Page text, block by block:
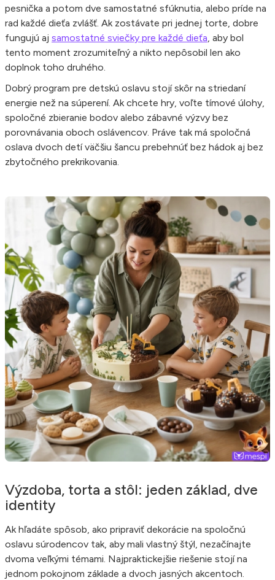
pesnička a potom dve samostatné sfúknutia, alebo príde na
rad každé dieťa zvlášť. Ak zostávate pri jednej torte, dobre
fungujú aj samostatné sviečky pre každé dieťa , aby bol
tento moment zrozumiteľný a nikto nepôsobil len ako
doplnok toho druhého.
Dobrý program pre detskú oslavu stojí skôr na striedaní
energie než na súperení. Ak chcete hry, voľte tímové úlohy,
spoločné zbieranie bodov alebo zábavné výzvy bez
porovnávania oboch oslávencov. Práve tak má spoločná
oslava dvoch detí väčšiu šancu prebehnúť bez hádok aj bez
zbytočného prekrikovania.
Výzdoba, torta a stôl: jeden základ, dve
identity
Ak hľadáte spôsob, ako pripraviť dekorácie na spoločnú
oslavu súrodencov tak, aby mali vlastný štýl, nezačínajte
dvoma veľkými témami. Najpraktickejšie riešenie stojí na
jednom pokojnom základe a dvoch jasných akcentoch.